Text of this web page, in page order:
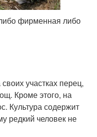
фирменная либо
участках перец,
Кроме этого, на
Культура содержит
редкий человек не